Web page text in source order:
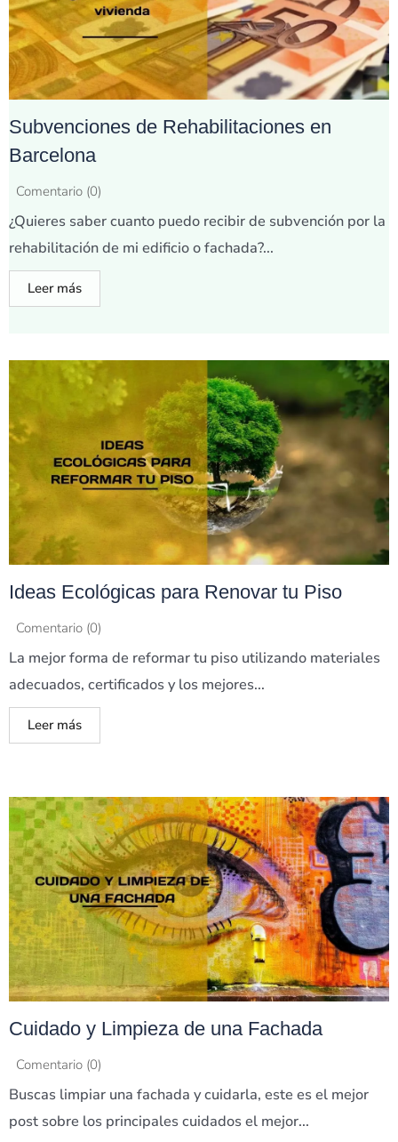
Subvenciones de Rehabilitaciones en
Barcelona
Comentario (0)
¿Quieres saber cuanto puedo recibir de subvención por la
rehabilitación de mi edificio o fachada?...
Leer más
Ideas Ecológicas para Renovar tu Piso
Comentario (0)
La mejor forma de reformar tu piso utilizando materiales
adecuados, certificados y los mejores...
Leer más
Cuidado y Limpieza de una Fachada
Comentario (0)
Buscas limpiar una fachada y cuidarla, este es el mejor
post sobre los principales cuidados el mejor...